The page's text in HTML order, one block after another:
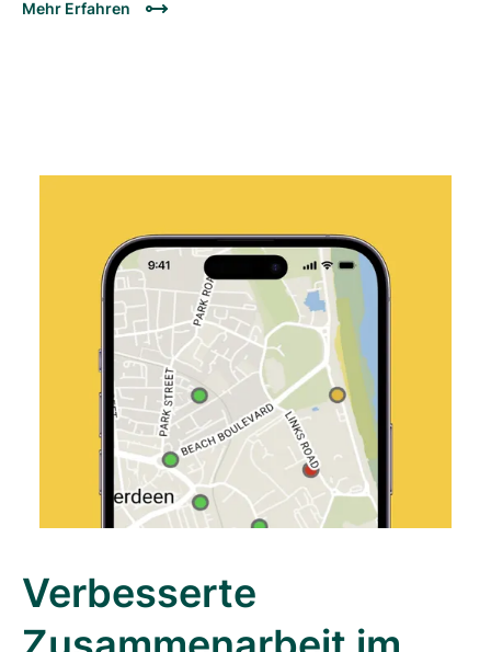
Mehr Erfahren
Verbesserte